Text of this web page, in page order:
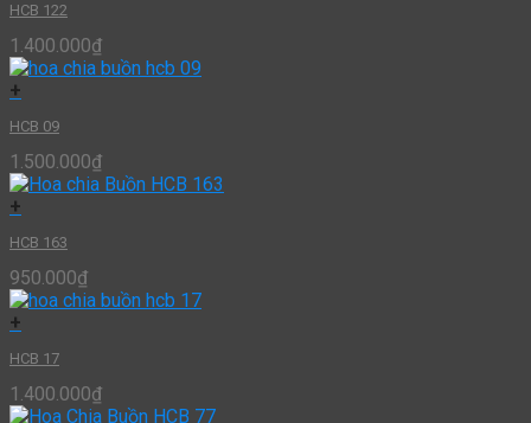
HCB 122
1.400.000₫
+
HCB 09
1.500.000₫
+
HCB 163
950.000₫
+
HCB 17
1.400.000₫